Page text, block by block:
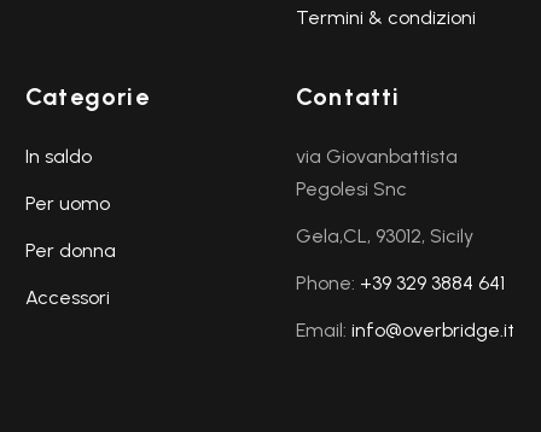
Termini & condizioni
Categorie
In saldo
Per uomo
Per donna
Accessori
Contatti
via Giovanbattista
Pegolesi Snc
Gela,CL, 93012, Sicily
Phone: +39 329 3884 641
Email: info@overbridge.it